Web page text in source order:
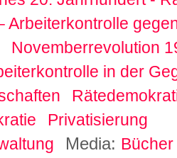
Arbeiterkontrolle
Novemberrevolution
in der
Privatisierung
Media: Bücher